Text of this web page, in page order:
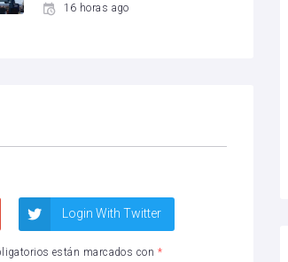
16 horas ago
Login With Twitter
están marcados con *